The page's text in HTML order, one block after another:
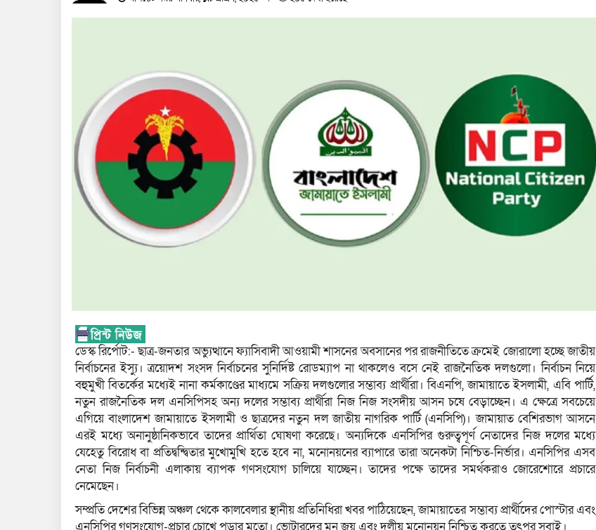
ডেস্ক রির্পোট:- ছাত্র-জনতার অভ্যুত্থানে ফ্যাসিবাদী আওয়ামী শাসনের অবসানের পর রাজনীতিতে ক্রমেই জোরালো হচ্ছে জাতীয়
নির্বাচনের ইস্যু। ত্রয়োদশ সংসদ নির্বাচনের সুনির্দিষ্ট রোডম্যাপ না থাকলেও বসে নেই রাজনৈতিক দলগুলো। নির্বাচন নিয়ে
বহুমুখী বিতর্কের মধ্যেই নানা কর্মকাণ্ডের মাধ্যমে সক্রিয় দলগুলোর সম্ভাব্য প্রার্থীরা। বিএনপি, জামায়াতে ইসলামী, এবি পার্টি,
নতুন রাজনৈতিক দল এনসিপিসহ অন্য দলের সম্ভাব্য প্রার্থীরা নিজ নিজ সংসদীয় আসন চষে বেড়াচ্ছেন। এ ক্ষেত্রে সবচেয়ে
এগিয়ে বাংলাদেশ জামায়াতে ইসলামী ও ছাত্রদের নতুন দল জাতীয় নাগরিক পার্টি (এনসিপি)। জামায়াত বেশিরভাগ আসনে
এরই মধ্যে অনানুষ্ঠানিকভাবে তাদের প্রার্থিতা ঘোষণা করেছে। অন্যদিকে এনসিপির গুরুত্বপূর্ণ নেতাদের নিজ দলের মধ্যে
যেহেতু বিরোধ বা প্রতিদ্বন্দ্বিতার মুখোমুখি হতে হবে না, মনোনয়নের ব্যাপারে তারা অনেকটা নিশ্চিত-নির্ভার। এনসিপির এসব
নেতা নিজ নির্বাচনী এলাকায় ব্যাপক গণসংযোগ চালিয়ে যাচ্ছেন। তাদের পক্ষে তাদের সমর্থকরাও জোরেশোরে প্রচারে
নেমেছেন।
সম্প্রতি দেশের বিভিন্ন অঞ্চল থেকে কালবেলার স্থানীয় প্রতিনিধিরা খবর পাঠিয়েছেন, জামায়াতের সম্ভাব্য প্রার্থীদের পোস্টার এবং